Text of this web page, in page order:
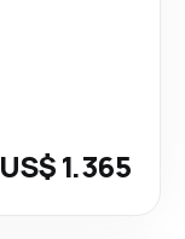
US$ 1.365